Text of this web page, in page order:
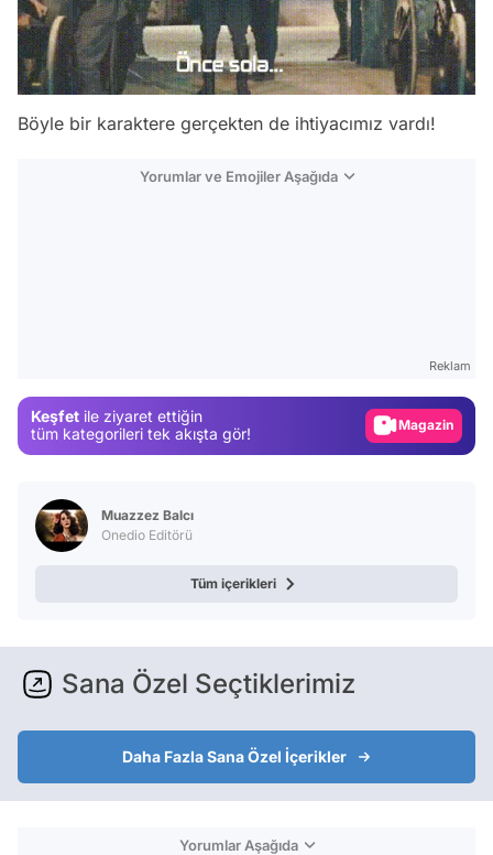
Böyle bir karaktere gerçekten de ihtiyacımız vardı!
Yorumlar ve Emojiler Aşağıda
Reklam
Keşfet ile ziyaret ettiğin
tüm kategorileri tek akışta gör!
Video
Muazzez Balcı
Onedio Editörü
Tüm içerikleri
Sana Özel Seçtiklerimiz
Daha Fazla Sana Özel İçerikler
Yorumlar Aşağıda